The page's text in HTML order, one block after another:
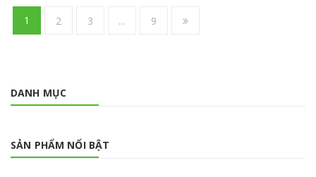
1 2 3 ... 9
DANH MỤC
SẢN PHẨM NỔI BẬT